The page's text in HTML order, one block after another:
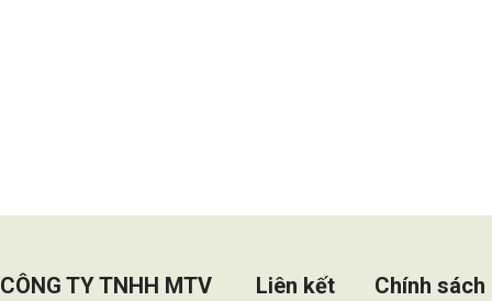
CÔNG TY TNHH MTV
Liên kết
Chính sách